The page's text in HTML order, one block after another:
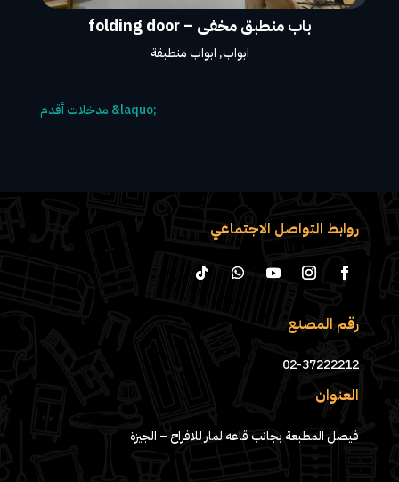
باب منطبق مخفى – folding door
ابواب, ابواب منطبقة
روابط التواصل الاجتماعي
رقم المصنع
02-37222212
العنوان
فيصل المطبعة بجانب قاعه لمار للافراح – الجيزة